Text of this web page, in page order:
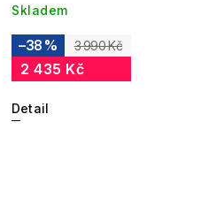
Skladem
3 990 Kč
–38 %
2 435 Kč
Detail